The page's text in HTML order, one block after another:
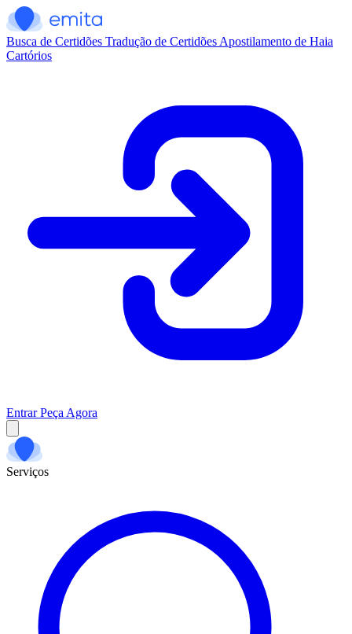
Busca de Certidões Tradução de Certidões Apostilamento de Haia
Cartórios
Entrar Peça Agora
Serviços